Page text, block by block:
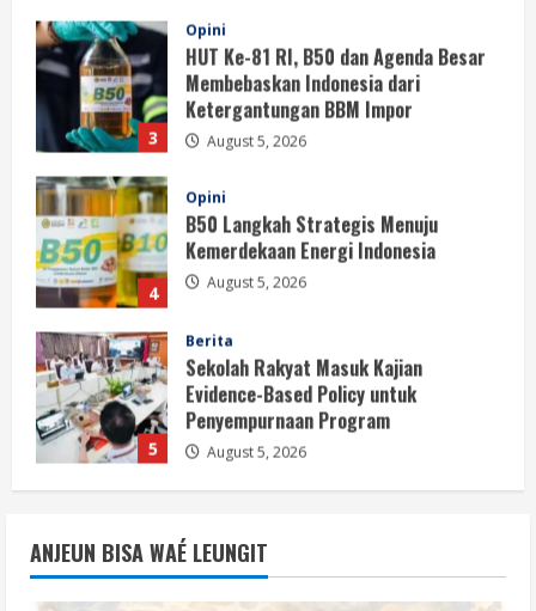
4
Opini
B50 Langkah Strategis Menuju
Kemerdekaan Energi Indonesia
5
Berita
Sekolah Rakyat Masuk Kajian
Evidence-Based Policy untuk
Penyempurnaan Program
1
Berita
HUT Ke-81 RI, Pemerintah Perkuat
B50 untuk Ketahanan Energi Indonesia
2
Energi dari Ketergantungan Impor
Minyak
ANJEUN BISA WAÉ LEUNGIT